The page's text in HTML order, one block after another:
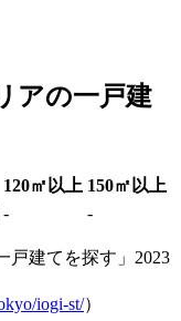
アの一戸建
120㎡以上 150㎡以上
- -
戸建てを探す」2023
iogi-st/）